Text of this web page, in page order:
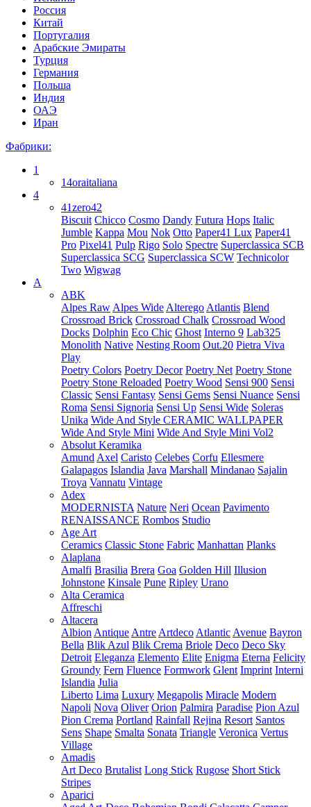
Россия
Китай
Португалия
Арабские Эмираты
Турция
Германия
Польша
Индия
ОАЭ
Иран
Фабрики:
1
14oraitaliana
4
41zero42
Biscuit Chicco Cosmo Dandy Futura Hops Italic
Jumble Kappa Mou Nok Otto Paper41 Lux Paper41
Pro Pixel41 Pulp Rigo Solo Spectre Superclassica SCB
Superclassica SCG Superclassica SCW Technicolor
Two Wigwag
A
ABK
Alpes Raw Alpes Wide Alterego Atlantis Blend
Crossroad Brick Crossroad Chalk Crossroad Wood
Docks Dolphin Eco Chic Ghost Interno 9 Lab325
Monolith Native Nesting Room Out.20 Pietra Viva
Play
Poetry Colors Poetry Decor Poetry Net Poetry Stone
Poetry Stone Reloaded Poetry Wood Sensi 900 Sensi
Classic Sensi Fantasy Sensi Gems Sensi Nuance Sensi
Roma Sensi Signoria Sensi Up Sensi Wide Soleras
Unika Wide And Style CERAMIC WALLPAPER
Wide And Style Mini Wide And Style Mini Vol2
Absolut Keramika
Amund Axel Caristo Celebes Corfu Ellesmere
Galapagos Islandia Java Marshall Mindanao Sajalin
Troya Vannatu Vintage
Adex
MODERNISTA Nature Neri Ocean Pavimento
RENAISSANCE Rombos Studio
Age Art
Ceramics Classic Stone Fabric Manhattan Planks
Alaplana
Amalfi Brasilia Brera Goa Golden Hill Illusion
Johnstone Kinsale Pune Ripley Urano
Alta Ceramica
Affreschi
Altacera
Albion Antique Antre Artdeco Atlantic Avenue Bayron
Bella Blik Azul Blik Crema Briole Deco Deco Sky
Detroit Eleganza Elemento Elite Enigma Eterna Felicity
Groundy Fern Fluence Formwork Glent Imprint Interni
Islandia Julia
Liberto Lima Luxury Megapolis Miracle Modern
Napoli Nova Oliver Orion Palmira Paradise Pion Azul
Pion Crema Portland Rainfall Rejina Resort Santos
Sens Shape Smalta Sonata Triangle Veronica Vertus
Village
Amadis
Art Deco Brutalist Long Stick Rugose Short Stick
Stripes
Aparici